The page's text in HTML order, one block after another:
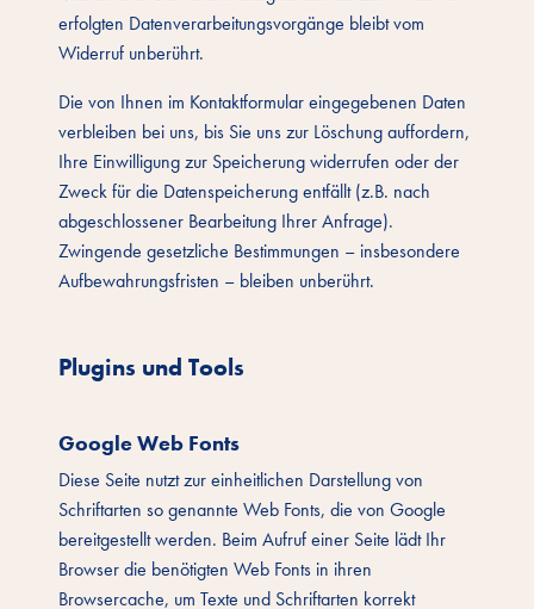
erfolgten Datenverarbeitungsvorgänge bleibt vom
Widerruf unberührt.
Die von Ihnen im Kontaktformular eingegebenen Daten
verbleiben bei uns, bis Sie uns zur Löschung auffordern,
Ihre Einwilligung zur Speicherung widerrufen oder der
Zweck für die Datenspeicherung entfällt (z.B. nach
abgeschlossener Bearbeitung Ihrer Anfrage).
Zwingende gesetzliche Bestimmungen – insbesondere
Aufbewahrungsfristen – bleiben unberührt.
Plugins und Tools
Google Web Fonts
Diese Seite nutzt zur einheitlichen Darstellung von
Schriftarten so genannte Web Fonts, die von Google
bereitgestellt werden. Beim Aufruf einer Seite lädt Ihr
Browser die benötigten Web Fonts in ihren
Browsercache, um Texte und Schriftarten korrekt